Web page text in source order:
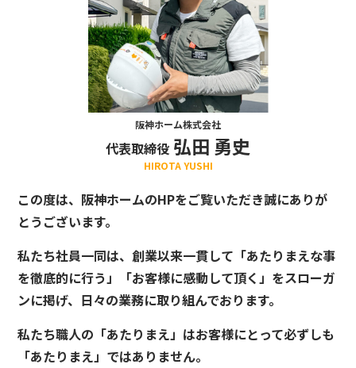
阪神ホーム株式会社
代表取締役 弘田 勇史
HIROTA YUSHI
この度は、阪神ホームのHPをご覧いただき誠にありが
とうございます。
私たち社員一同は、創業以来一貫して「あたりまえな事
を徹底的に行う」「お客様に感動して頂く」をスローガ
ンに掲げ、日々の業務に取り組んでおります。
私たち職人の「あたりまえ」はお客様にとって必ずしも
「あたりまえ」ではありません。